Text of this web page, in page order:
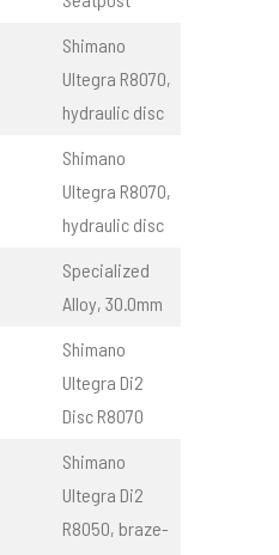
Shimano
Ultegra R8070,
hydraulic disc
Shimano
Ultegra R8070,
hydraulic disc
Specialized
Alloy, 30.0mm
Shimano
Ultegra Di2
Disc R8070
Shimano
Ultegra Di2
R8050, braze-